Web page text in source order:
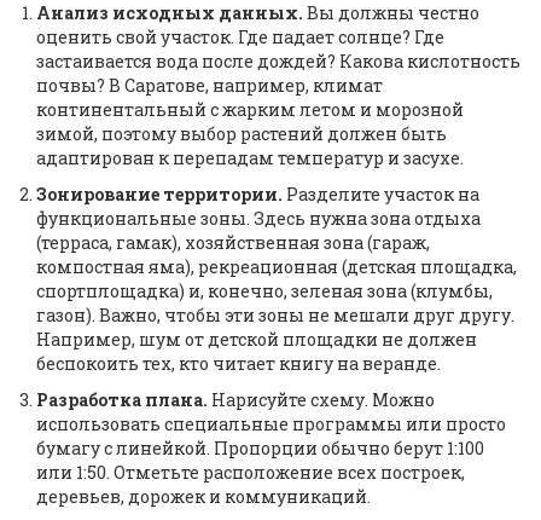
Анализ исходных данных. Вы должны честно
оценить свой участок. Где падает солнце? Где
застаивается вода после дождей? Какова кислотность
почвы? В Саратове, например, климат
континентальный с жарким летом и морозной
зимой, поэтому выбор растений должен быть
адаптирован к перепадам температур и засухе.
Зонирование территории. Разделите участок на
функциональные зоны. Здесь нужна зона отдыха
(терраса, гамак), хозяйственная зона (гараж,
компостная яма), рекреационная (детская площадка,
спортплощадка) и, конечно, зеленая зона (клумбы,
газон). Важно, чтобы эти зоны не мешали друг другу.
Например, шум от детской площадки не должен
беспокоить тех, кто читает книгу на веранде.
Разработка плана. Нарисуйте схему. Можно
использовать специальные программы или просто
бумагу с линейкой. Пропорции обычно берут 1:100
или 1:50. Отметьте расположение всех построек,
деревьев, дорожек и коммуникаций.